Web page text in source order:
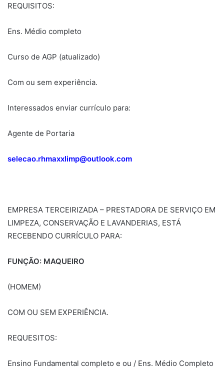
REQUISITOS:
Ens. Médio completo
Curso de AGP (atualizado)
Com ou sem experiência.
Interessados enviar currículo para:
Agente de Portaria
selecao.rhmaxxlimp@outlook.com
EMPRESA TERCEIRIZADA – PRESTADORA DE SERVIÇO EM
LIMPEZA, CONSERVAÇÃO E LAVANDERIAS, ESTÁ
RECEBENDO CURRÍCULO PARA:
FUNÇÃO: MAQUEIRO
(HOMEM)
COM OU SEM EXPERIÊNCIA.
REQUESITOS:
Ensino Fundamental completo e ou / Ens. Médio Completo